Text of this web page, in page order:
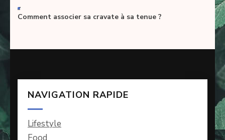
-
Comment associer sa cravate à sa tenue ?
NAVIGATION RAPIDE
Lifestyle